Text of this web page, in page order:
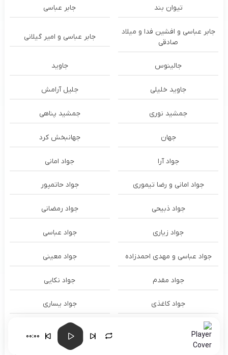
تیوان بند جابر عباسی
جابر عباسی و افشین فدا و میلاد
صادقی
جابر عباسی و امیر گیلانی
جالینوس جاوید
جاوید خلیلی جلیل آرامش
جمشید نوری جمشید پناهی
جهان جهانبخش کرد
جواد آرا جواد امانی
جواد امانی و رضا تیموری جواد حاتمپور
جواد ذبیحی جواد رمضانی
جواد زیاری جواد عباسی
جواد عباسی و مهدی احمدزاده جواد معینی
جواد مقدم جواد نکایی
جواد کاغذی جواد یساری
جیگر مدیا حسین
حاتم لورایی و شایع و امیر تتلو
00:00